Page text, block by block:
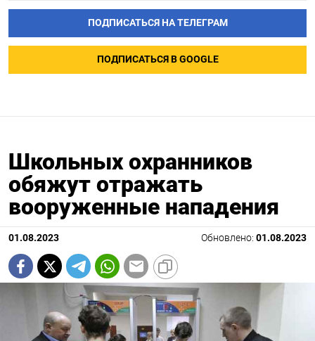
ПОДПИСАТЬСЯ НА ТЕЛЕГРАМ
ПОДПИСАТЬСЯ В GOOGLE
Школьных охранников
обяжут отражать
вооруженные нападения
01.08.2023 Обновлено: 01.08.2023